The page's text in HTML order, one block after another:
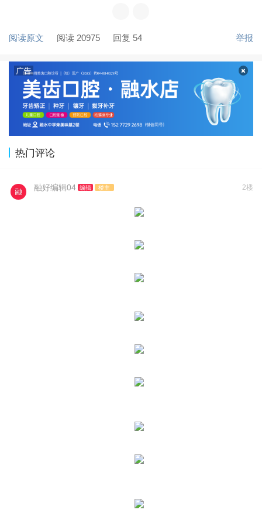
阅读原文 阅读 20975 回复 54 举报
热门评论
融好编辑04 编辑 楼主 2楼